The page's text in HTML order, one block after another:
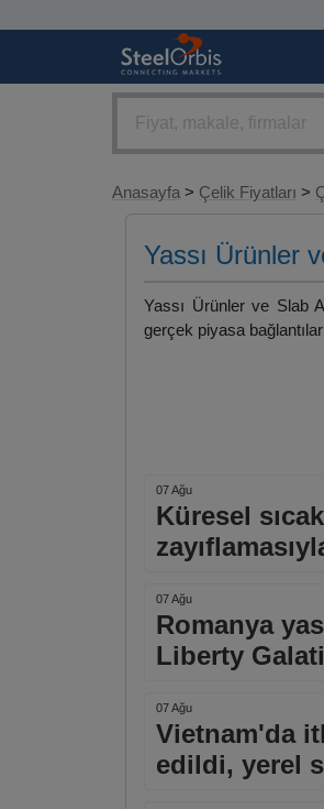
Anasayfa > Çelik Fiyatları >
Yassı Ürünler
Yassı Ürünler ve Slab
gerçek piyasa
07 Ağu
Küresel
07 Ağu
Romanya
Liberty
07 Ağu
Vietnam'da
edildi, yerel